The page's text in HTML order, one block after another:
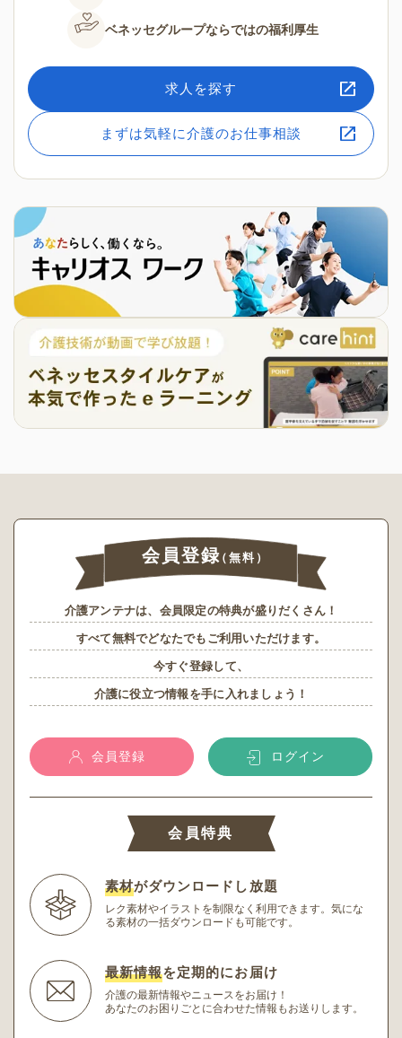
ベネッセグループならではの福利厚生
求人を探す
まずは気軽に介護のお仕事相談
会員登録（無料）
介護アンテナは、会員限定の特典が盛りだくさん！
すべて無料でどなたでもご利用いただけます。
今すぐ登録して、
介護に役立つ情報を手に入れましょう！
会員登録 ログイン
会員特典
素材がダウンロードし放題
レク素材やイラストを制限なく利用できます。 気にな
る素材の一括ダウンロードも可能です。
最新情報を定期的にお届け
介護の最新情報やニュースをお届け！
あなたのお困りごとに合わせた情報もお送りします。